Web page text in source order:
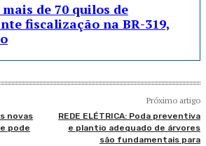
de 70 quilos de
fiscalização na BR-319,
novas
pode
Próximo artigo
REDE ELÉTRICA: Poda preventiva
e plantio adequado de árvores
são fundamentais para